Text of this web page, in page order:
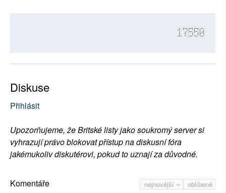
17550
Diskuse
Přihlásit
Upozorňujeme, že Britské listy jako soukromý server si
vyhrazují právo blokovat přístup na diskusní fóra
jakémukoliv diskutérovi, pokud to uznají za důvodné.
nejnovější oblíbené
Komentáře